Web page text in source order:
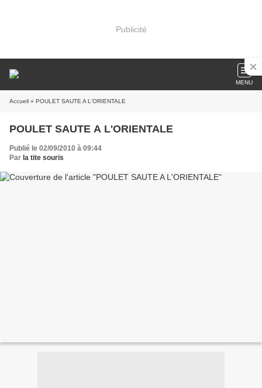
Publicité
MENU
Accueil » POULET SAUTE A L'ORIENTALE
POULET SAUTE A L'ORIENTALE
Publié le 02/09/2010 à 09:44
Par la tite souris